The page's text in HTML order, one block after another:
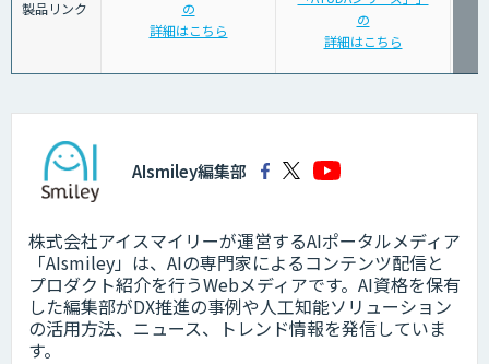
製品リンク
の
詳細はこちら
の
詳細はこちら
AIsmiley編集部
株式会社アイスマイリーが運営するAIポータルメディア
「AIsmiley」は、AIの専門家によるコンテンツ配信と
プロダクト紹介を行うWebメディアです。AI資格を保有
した編集部がDX推進の事例や人工知能ソリューション
の活用方法、ニュース、トレンド情報を発信していま
す。